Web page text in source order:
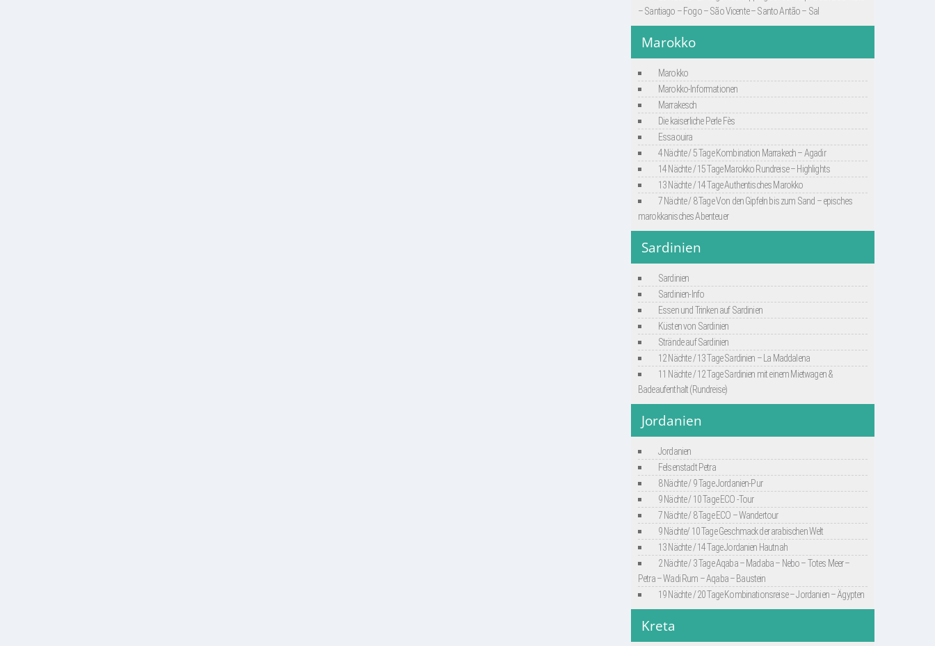
– Santiago – Fogo – São Vicente – Santo Antão – Sal
Marokko
Marokko
Marokko-Informationen
Marrakesch
Die kaiserliche Perle Fès
Essaouira
4 Nächte / 5 Tage Kombination Marrakech – Agadir
14 Nächte / 15 Tage Marokko Rundreise – Highlights
13 Nächte / 14 Tage Authentisches Marokko
7 Nächte / 8 Tage Von den Gipfeln bis zum Sand – episches
marokkanisches Abenteuer
Sardinien
Sardinien
Sardinien-Info
Essen und Trinken auf Sardinien
Küsten von Sardinien
Strände auf Sardinien
12 Nächte / 13 Tage Sardinien – La Maddalena
11 Nächte / 12 Tage Sardinien mit einem Mietwagen &
Badeaufenthalt (Rundreise)
Jordanien
Jordanien
Felsenstadt Petra
8 Nächte / 9 Tage Jordanien-Pur
9 Nächte / 10 Tage ECO -Tour
7 Nächte / 8 Tage ECO – Wandertour
9 Nächte/ 10 Tage Geschmack der arabischen Welt
13 Nächte / 14 Tage Jordanien Hautnah
2 Nächte / 3 Tage Aqaba – Madaba – Nebo – Totes Meer –
Petra – Wadi Rum – Aqaba – Baustein
19 Nächte / 20 Tage Kombinationsreise – Jordanien – Ägypten
Kreta